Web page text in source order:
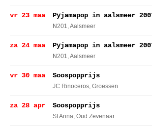
vr 23 maa Pyjamapop in aalsmeer
N201, Aalsmeer
za 24 maa Pyjamapop in aalsmeer
N201, Aalsmeer
vr 30 maa Soospopprijs
JC Rinoceros, Groessen
za 28 apr Soospopprijs
St Anna, Oud Zevenaar